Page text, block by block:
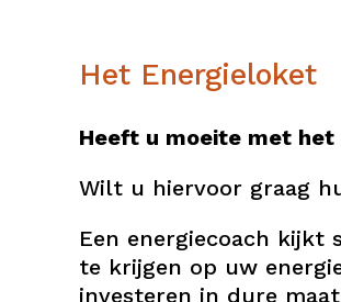
Het Energieloket
Heeft u moeite met het
Wilt u hiervoor graag
Een energiecoach
te krijgen op uw
investeren in dure